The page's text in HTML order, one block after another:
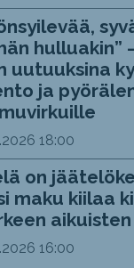
hulluakin”
uutuuksina
ja
18:00
on
maku kiilaa
16:00